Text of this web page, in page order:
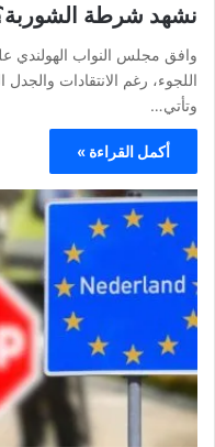
نشهد شرطة
وافق مجلس النواب الهولندي
اللجوء، رغم الانتقادات
وتأتي…
أكمل القراءة »